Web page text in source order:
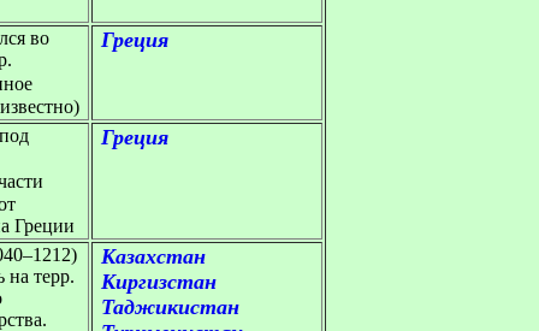
во
Греция
Греции
Греция
на терр.
Казахстан
Киргизстан
Таджикистан